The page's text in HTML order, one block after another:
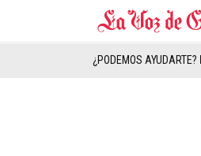
¿PODEMOS AYUDARTE?